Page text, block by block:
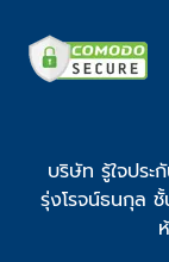
บริษัท รู้ใจปร
รุ่งโรจน์ธนกุล